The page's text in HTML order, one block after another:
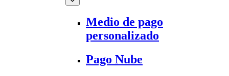
Medio de pago
personalizado
Pago Nube